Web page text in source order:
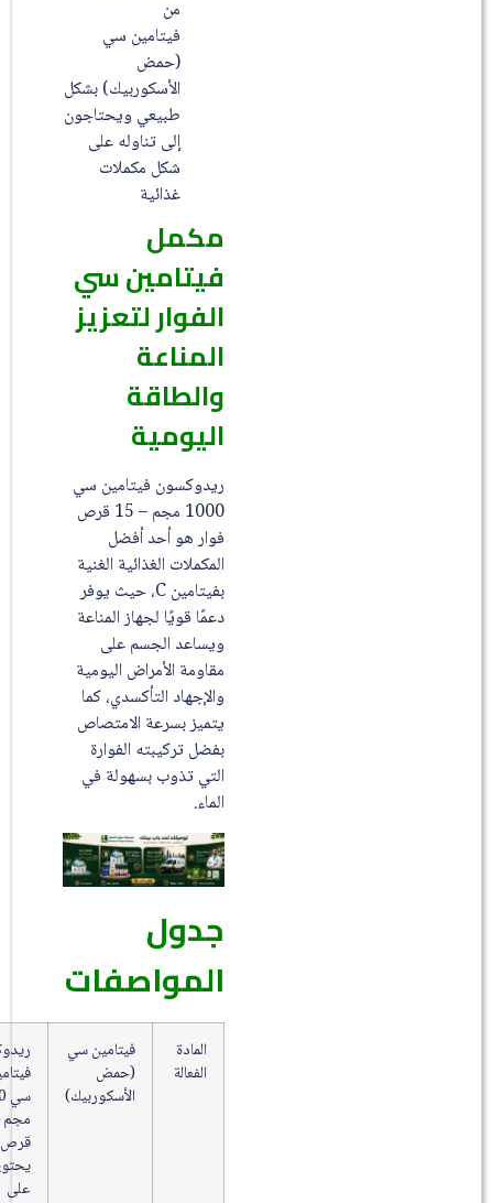
فيتامين سي
الأسكوربيك) بشكل
طبيعي ويحتاجون
إلى تناوله على
شكل مكملات
مكمل
فيتامين سي
الفوار لتعزيز
المناعة
والطاقة
اليومية
ريدوكسون فيتامين سي
1000 مجم – 15 قرص
فوار هو أحد أفضل
المكملات الغذائية الغنية
بفيتامين C، حيث يوفر
دعمًا قويًا لجهاز المناعة
ويساعد الجسم على
مقاومة الأمراض اليومية
والإجهاد التأكسدي، كما
يتميز بسرعة الامتصاص
بفضل تركيبته الفوارة
التي تذوب بسهولة في
جدول
المواصفات
فيتامين سي
(حمض
الأسكوربيك)
ريدوكسون
سي 1000
مجم – 15
قرص فوار